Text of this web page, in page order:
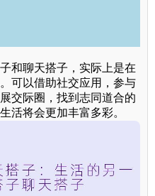
和聊天搭子，实际上是在
可以借助社交应用，参与
交际圈，找到志同道合的
活将会更加丰富多彩。